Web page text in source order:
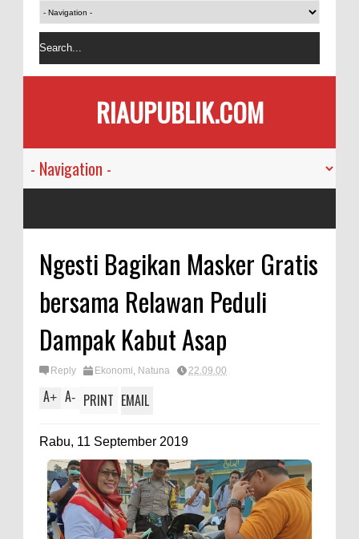
RIAUPUBLIK.COM
Ngesti Bagikan Masker Gratis
bersama Relawan Peduli
Dampak Kabut Asap
Reply Ekonomi, Natuna 22.09.00
A+ A- PRINT EMAIL
Rabu, 11 September 2019